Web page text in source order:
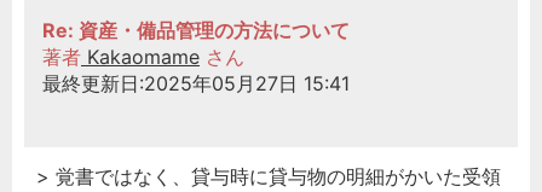
Re: 資産・備品管理の方法について
著者 Kakaomame さん
最終更新日:2025年05月27日 15:41
> 覚書ではなく、貸与時に貸与物の明細がかいた受領